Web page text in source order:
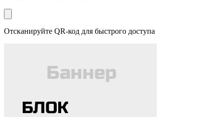
Отсканируйте QR-код для быстрого доступа